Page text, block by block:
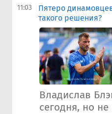
11:03
Пятеро
такого решения?
Владислав
сегодня, но не